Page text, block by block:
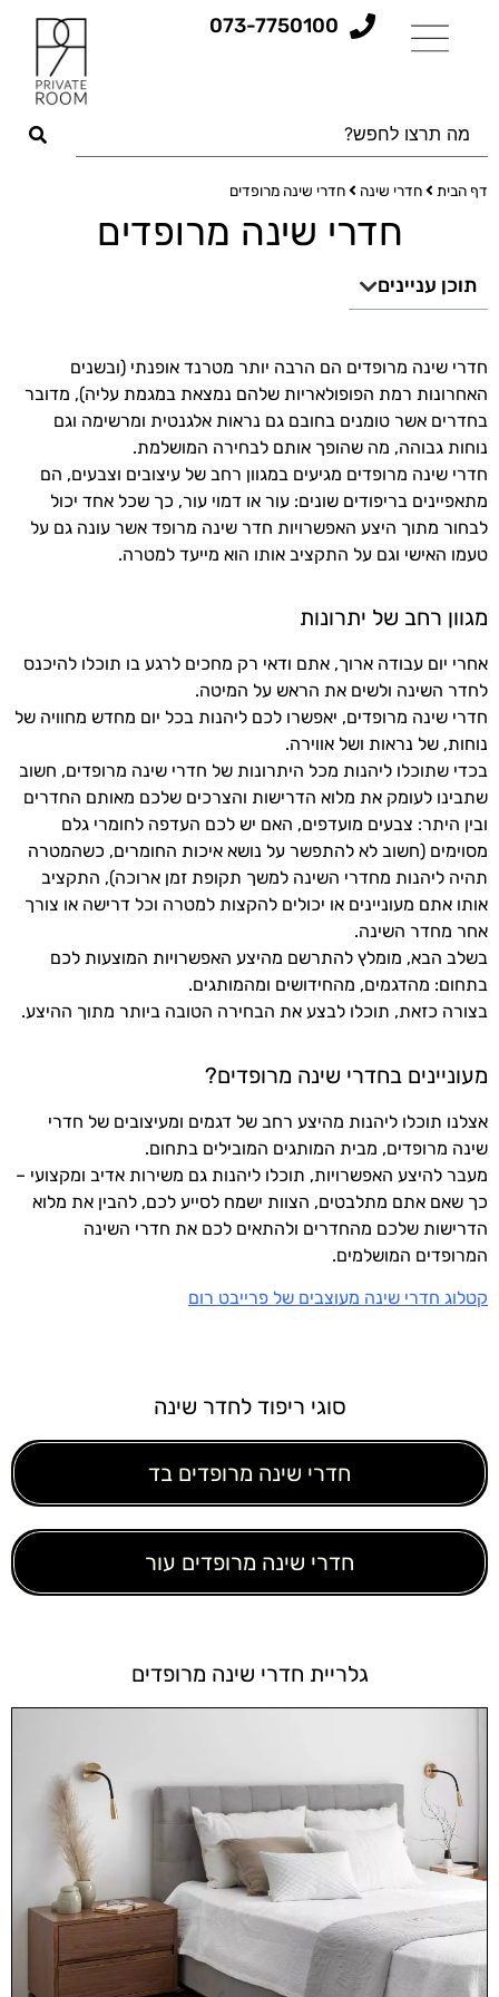
073-7750100
דף הבית חדרי שינה חדרי שינה מרופדים
חדרי שינה מרופדים
תוכן עניינים
חדרי שינה מרופדים הם הרבה יותר מטרנד אופנתי (ובשנים
האחרונות רמת הפופולאריות שלהם נמצאת במגמת עליה), מדובר
בחדרים אשר טומנים בחובם גם נראות אלגנטית ומרשימה וגם
נוחות גבוהה, מה שהופך אותם לבחירה המושלמת.
חדרי שינה מרופדים מגיעים במגוון רחב של עיצובים וצבעים, הם
מתאפיינים בריפודים שונים: עור או דמוי עור, כך שכל אחד יכול
לבחור מתוך היצע האפשרויות חדר שינה מרופד אשר עונה גם על
טעמו האישי וגם על התקציב אותו הוא מייעד למטרה.
מגוון רחב של יתרונות
אחרי יום עבודה ארוך, אתם ודאי רק מחכים לרגע בו תוכלו להיכנס
לחדר השינה ולשים את הראש על המיטה.
חדרי שינה מרופדים, יאפשרו לכם ליהנות בכל יום מחדש מחוויה של
נוחות, של נראות ושל אווירה.
בכדי שתוכלו ליהנות מכל היתרונות של חדרי שינה מרופדים, חשוב
שתבינו לעומק את מלוא הדרישות והצרכים שלכם מאותם החדרים
ובין היתר: צבעים מועדפים, האם יש לכם העדפה לחומרי גלם
מסוימים (חשוב לא להתפשר על נושא איכות החומרים, כשהמטרה
תהיה ליהנות מחדרי השינה למשך תקופת זמן ארוכה), התקציב
אותו אתם מעוניינים או יכולים להקצות למטרה וכל דרישה או צורך
אחר מחדר השינה.
בשלב הבא, מומלץ להתרשם מהיצע האפשרויות המוצעות לכם
בתחום: מהדגמים, מהחידושים ומהמותגים.
בצורה כזאת, תוכלו לבצע את הבחירה הטובה ביותר מתוך ההיצע.
מעוניינים בחדרי שינה מרופדים?
אצלנו תוכלו ליהנות מהיצע רחב של דגמים ומעיצובים של חדרי
שינה מרופדים, מבית המותגים המובילים בתחום.
מעבר להיצע האפשרויות, תוכלו ליהנות גם משירות אדיב ומקצועי –
כך שאם אתם מתלבטים, הצוות ישמח לסייע לכם, להבין את מלוא
הדרישות שלכם מהחדרים ולהתאים לכם את חדרי השינה
המרופדים המושלמים.
קטלוג חדרי שינה מעוצבים של פרייבט רום
סוגי ריפוד לחדר שינה
חדרי שינה מרופדים בד
חדרי שינה מרופדים עור
גלריית חדרי שינה מרופדים